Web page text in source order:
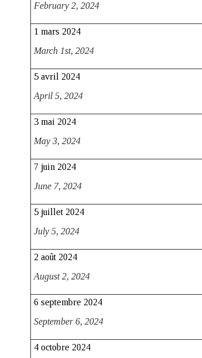
February 2, 2024
1 mars 2024
March 1st, 2024
5 avril 2024
April 5, 2024
3 mai 2024
May 3, 2024
7 juin 2024
June 7, 2024
5 juillet 2024
July 5, 2024
2 août 2024
August 2, 2024
6 septembre 2024
September 6, 2024
4 octobre 2024